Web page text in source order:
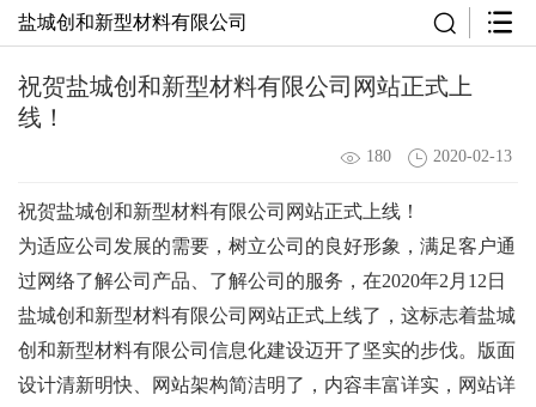
盐城创和新型材料有限公司
祝贺盐城创和新型材料有限公司网站正式上
线！
180 2020-02-13
祝贺盐城创和新型材料有限公司网站正式上线！
为适应公司发展的需要，树立公司的良好形象，满足客户通
过网络了解公司产品、了解公司的服务，在2020年2月12日
盐城创和新型材料有限公司网站正式上线了，这标志着盐城
创和新型材料有限公司信息化建设迈开了坚实的步伐。版面
设计清新明快、网站架构简洁明了，内容丰富详实，网站详